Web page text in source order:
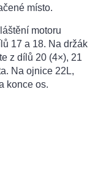
místo.
motoru
17 a 18. Na držák
z dílů 20 (4×), 21
Na ojnice 22L,
konce os.